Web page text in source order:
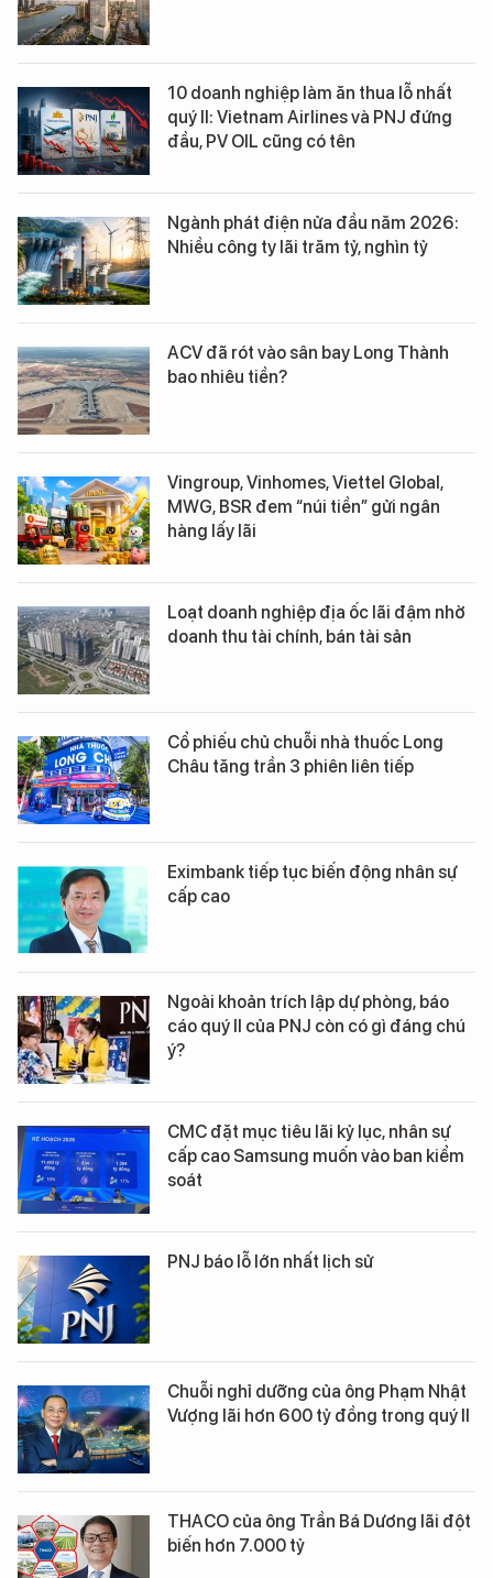
10 doanh nghiệp làm ăn thua lỗ nhất
quý II: Vietnam Airlines và PNJ đứng
đầu, PV OIL cũng có tên
Ngành phát điện nửa đầu năm 2026:
Nhiều công ty lãi trăm tỷ, nghìn tỷ
ACV đã rót vào sân bay Long Thành
bao nhiêu tiền?
Vingroup, Vinhomes, Viettel Global,
MWG, BSR đem “núi tiền” gửi ngân
hàng lấy lãi
Loạt doanh nghiệp địa ốc lãi đậm nhờ
doanh thu tài chính, bán tài sản
Cổ phiếu chủ chuỗi nhà thuốc Long
Châu tăng trần 3 phiên liên tiếp
Eximbank tiếp tục biến động nhân sự
cấp cao
Ngoài khoản trích lập dự phòng, báo
cáo quý II của PNJ còn có gì đáng chú
ý?
CMC đặt mục tiêu lãi kỷ lục, nhân sự
cấp cao Samsung muốn vào ban kiểm
soát
PNJ báo lỗ lớn nhất lịch sử
Chuỗi nghỉ dưỡng của ông Phạm Nhật
Vượng lãi hơn 600 tỷ đồng trong quý II
THACO của ông Trần Bá Dương lãi đột
biến hơn 7.000 tỷ